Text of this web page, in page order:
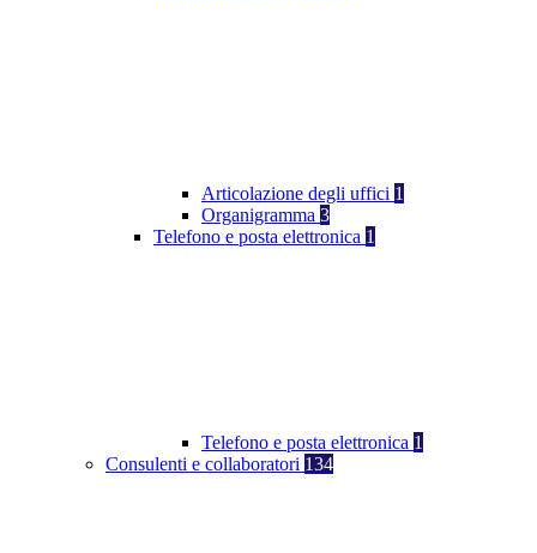
Articolazione degli uffici 1
Organigramma 3
Telefono e posta elettronica 1
Telefono e posta elettronica 1
Consulenti e collaboratori 134